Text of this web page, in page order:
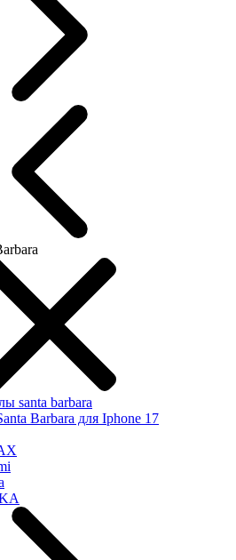
santa barbara
Barbara для Iphone 17